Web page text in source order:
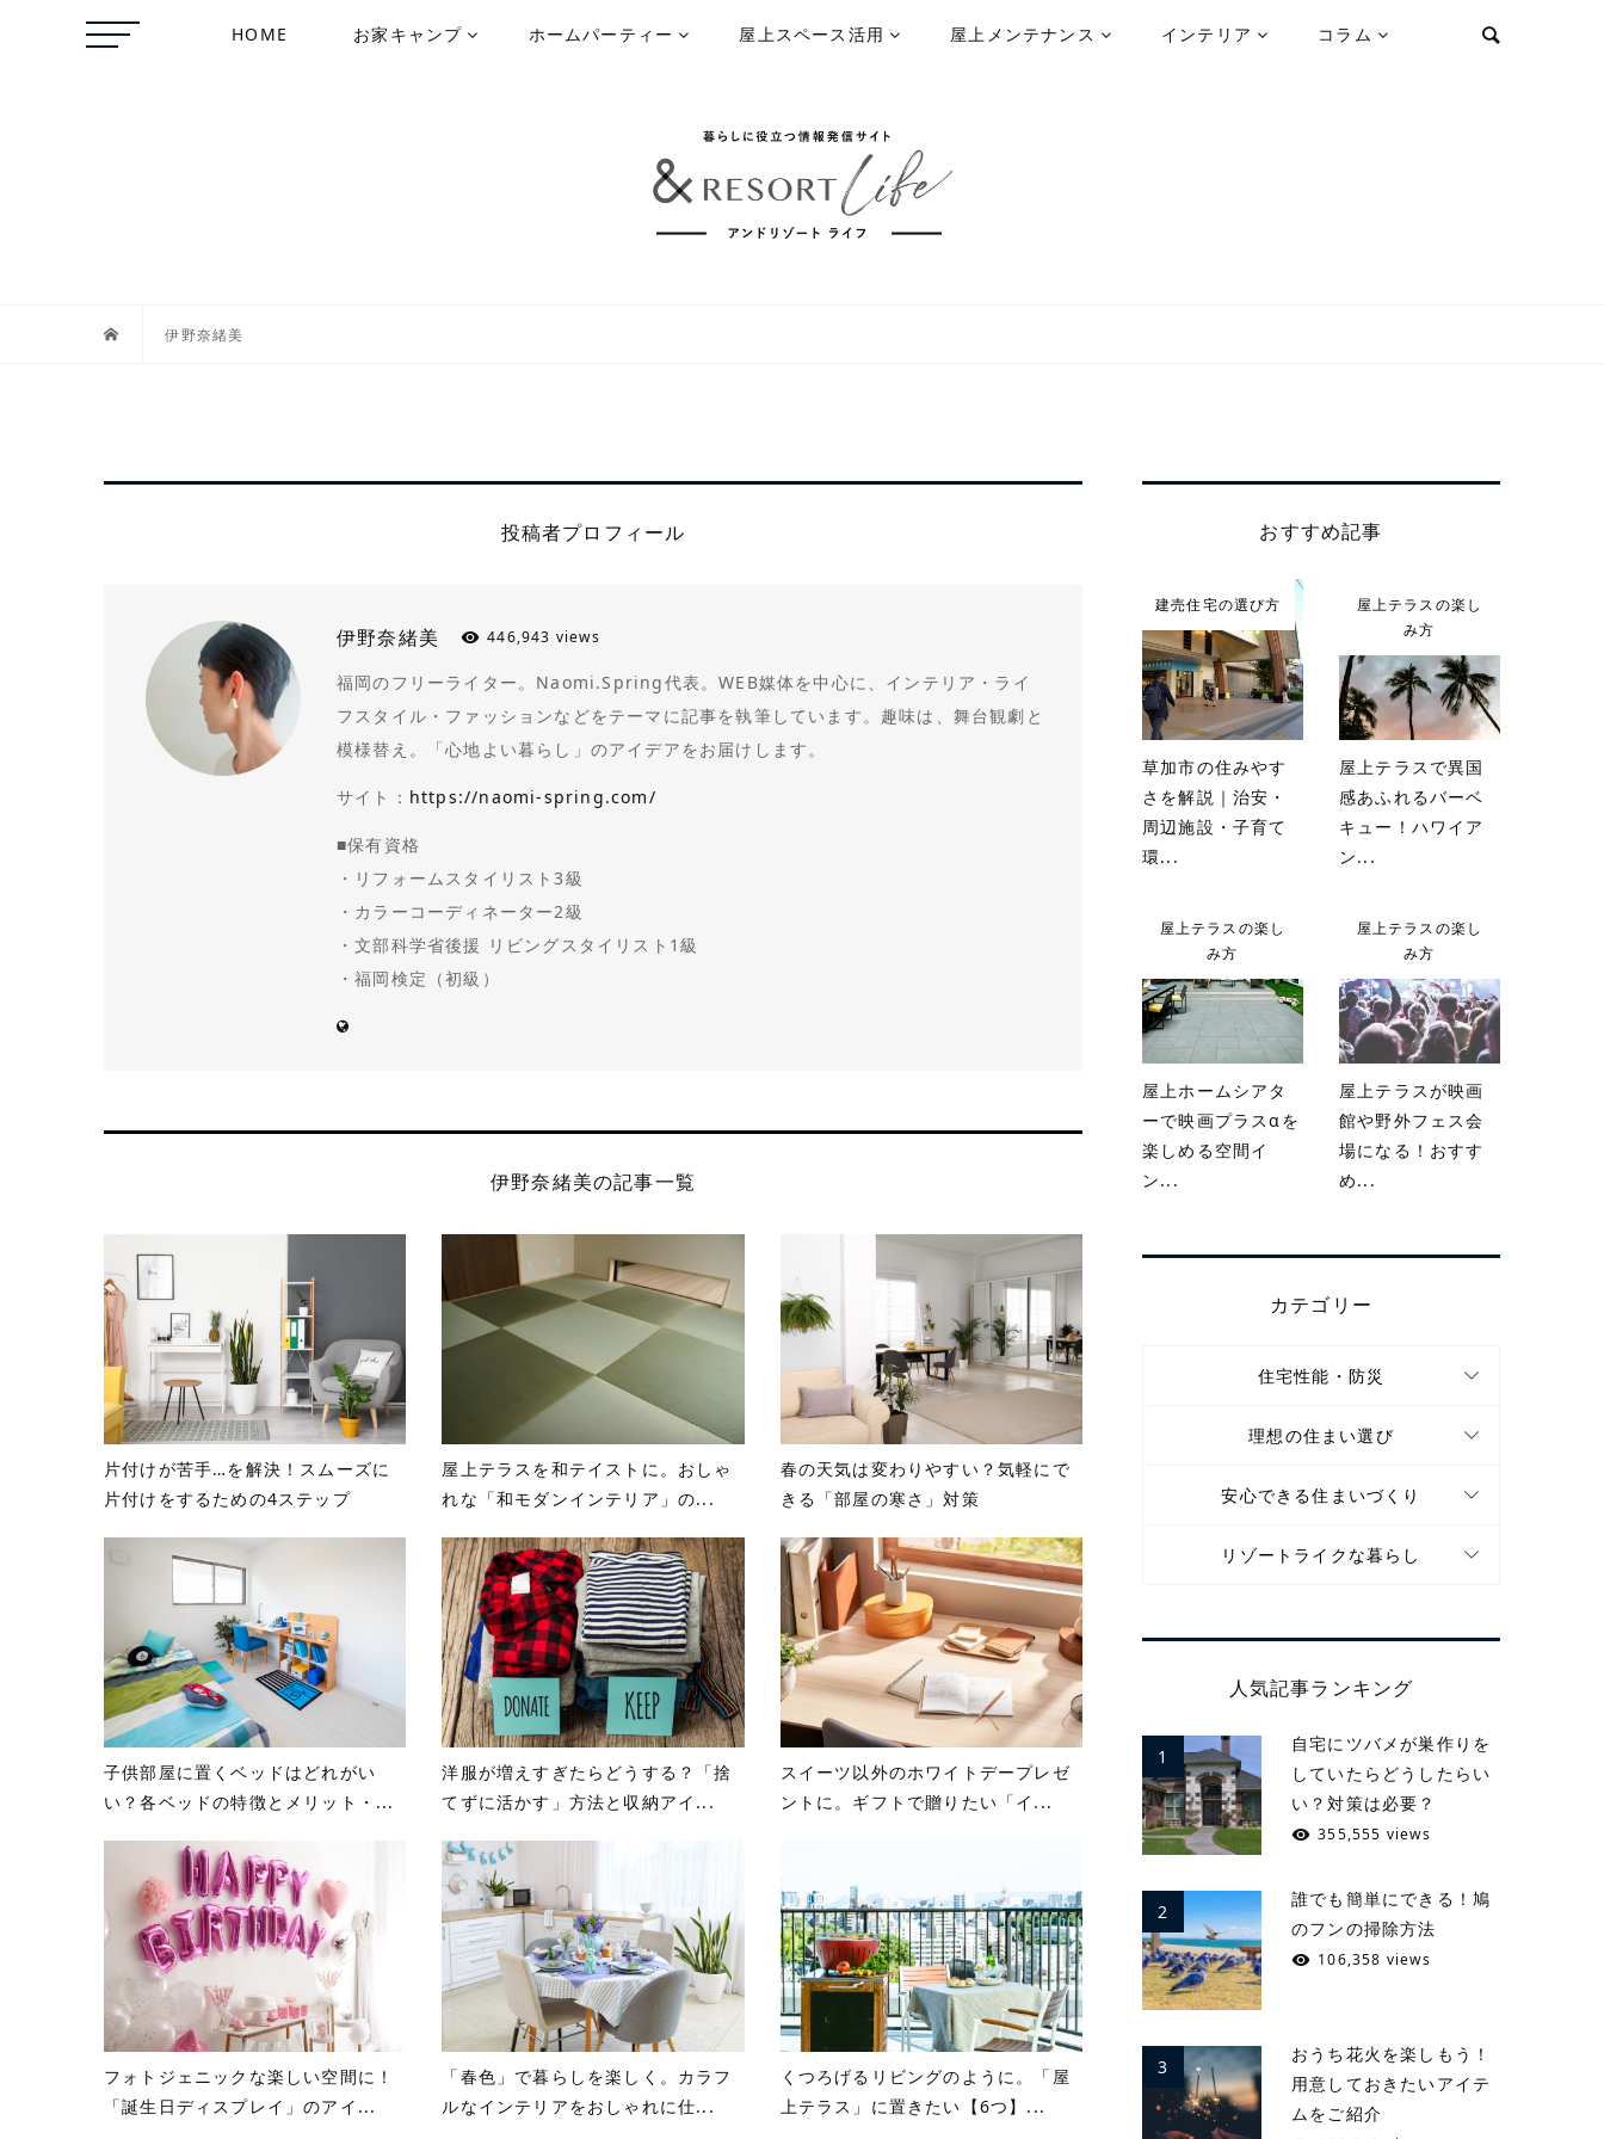
HOME お家キャンプ ホームパーティー 屋上スペース活用 屋上メンテナンス インテリア コラム
伊野奈緒美
投稿者プロフィール
伊野奈緒美 446,943 views
福岡のフリーライター。Naomi.Spring代表。WEB媒体を中心に、インテリア・ライ
フスタイル・ファッションなどをテーマに記事を執筆しています。趣味は、舞台観劇と
模様替え。「心地よい暮らし」のアイデアをお届けします。
サイト： https://naomi-spring.com/
■保有資格
・リフォームスタイリスト3級
・カラーコーディネーター2級
・文部科学省後援 リビングスタイリスト1級
・福岡検定（初級）
伊野奈緒美の記事一覧
片付けが苦手…を解決！スムーズに
片付けをするための4ステップ
屋上テラスを和テイストに。おしゃ
れな「和モダンインテリア」の...
春の天気は変わりやすい？気軽にで
きる「部屋の寒さ」対策
子供部屋に置くベッドはどれがい
い？各ベッドの特徴とメリット・...
洋服が増えすぎたらどうする？「捨
てずに活かす」方法と収納アイ...
スイーツ以外のホワイトデープレゼ
ントに。ギフトで贈りたい「イ...
フォトジェニックな楽しい空間に！
「誕生日ディスプレイ」のアイ...
「春色」で暮らしを楽しく。カラフ
ルなインテリアをおしゃれに仕...
くつろげるリビングのように。「屋
上テラス」に置きたい【6つ】...
おすすめ記事
建売住宅の選び方
草加市の住みやす
さを解説｜治安・
周辺施設・子育て
環...
屋上テラスの楽し
み方
屋上テラスで異国
感あふれるバーベ
キュー！ハワイア
ン...
屋上テラスの楽し
み方
屋上ホームシアタ
ーで映画プラスαを
楽しめる空間イ
ン...
屋上テラスの楽し
み方
屋上テラスが映画
館や野外フェス会
場になる！おすす
め...
カテゴリー
住宅性能・防災
理想の住まい選び
安心できる住まいづくり
リゾートライクな暮らし
人気記事ランキング
1
自宅にツバメが巣作りを
していたらどうしたらい
い？対策は必要？
355,555 views
2
誰でも簡単にできる！鳩
のフンの掃除方法
106,358 views
3
おうち花火を楽しもう！
用意しておきたいアイテ
ムをご紹介